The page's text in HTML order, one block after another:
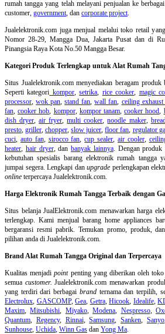
rumah tangga yang telah melayani penjualan ke
customer, government , dan corporate project
Jualelektronik.com juga menjual melalui toko retail
Nomor 28-29, Mangga Dua, Jakarta Pusat dan di
Pinangsia Raya Kota No.50 Mangga Besar.
Kategori Produk Terlengkap untuk Alat Rumah
Situs Jualelektronik.com menyediakan beragam produk
Seperti kategori kompor,setrika rice cooker magic
processor ,wok pan ,stand fan ,wall fan ceiling exhaust
fan ,cooker hob kompor, kompor tanam,cooker hood
dish dryer ,air fryer ,multi cooker ,noodle maker,
presto ,griller ,chopper ,slow juicer ,floor fan regulator
cuci auto fan, sirocco fan ,cup sealer ,air cooler,
heater hair dryer, dan banyak lainnya. Dengan produk
kebutuhan spesialis barang elektronik rumah tangga
jumpai segera. Lengkapi danupgrade perlengkapan
online terpercaya Jualelektronik.com.
Harga Elektronik Rumah Tangga Terbaik dengan
Situs belanjaJualElektronik.com menawarkan harga
terlengkap. Kami menjual barang home appliances
bergaransi resmi pabrik. Temukan promo, produk,
pilihan anda di Jualelektronik.com.
Brand Alat Rumah Tangga Original dan Terpercaya
Kualitas menjadipointpenting yang diberikan oleh toko
semua customer. Jualelektronik.com menawarkan
yang terdiri dari berbagai brandternama dan terpilih,
Electrolux GASCOMP,Gea Getra,Hicook Idealife,
Maxim ,Mitsubishi Miyako,Modena Nespresso,
Quantum
Regency, Rinnai,Samsung ,Sanken Sanyo
Sunhouse Uchida Winn Gas dan Yong Ma